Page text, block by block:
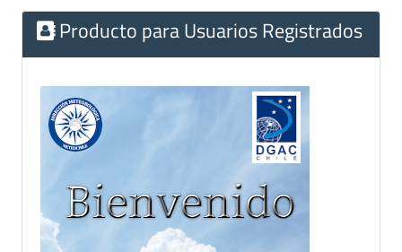
Producto para Usuarios Registrados